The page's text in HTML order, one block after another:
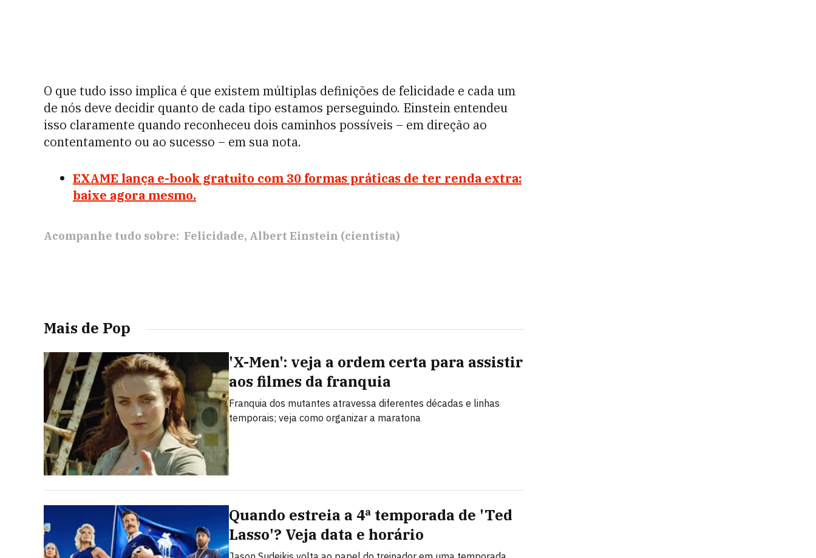
O que tudo isso implica é que existem múltiplas definições de felicidade e cada um
de nós deve decidir quanto de cada tipo estamos perseguindo. Einstein entendeu
isso claramente quando reconheceu dois caminhos possíveis – em direção ao
contentamento ou ao sucesso – em sua nota.
EXAME lança e-book gratuito com 30 formas práticas de ter renda extra:
baixe agora mesmo.
Acompanhe tudo sobre: Felicidade Albert Einstein (cientista)
Mais de Pop
'X-Men': veja a ordem certa para assistir
aos filmes da franquia
Franquia dos mutantes atravessa diferentes décadas e linhas
temporais; veja como organizar a maratona
Quando estreia a 4ª temporada de 'Ted
Lasso'? Veja data e horário